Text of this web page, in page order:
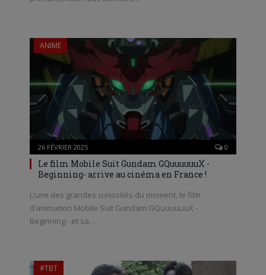
ANIME
26 FÉVRIER 2025 0
Le film Mobile Suit Gundam GQuuuuuuX -
Beginning- arrive au cinéma en France !
L’une des grandes curiosités du moment, le film
d’animation Mobile Suit Gundam GQuuuuuuX -
Beginning- et sa…
#TBT